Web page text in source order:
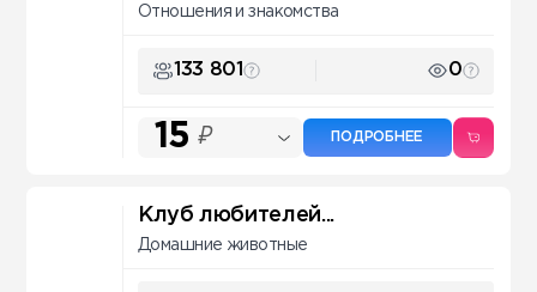
Отношения и знакомства
133 801 0
15 ₽ ПОДРОБНЕЕ
Клуб любителей...
Домашние животные